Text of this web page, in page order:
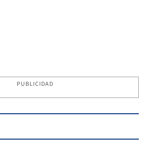
PUBLICIDAD